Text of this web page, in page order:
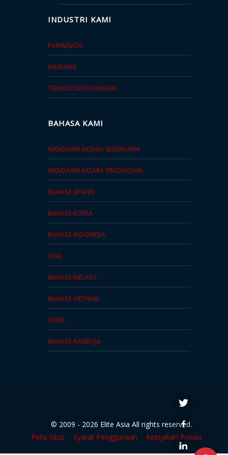
INDUSTRI KAMI
PARIWISATA
ASURANSI
TEKNOLOGI KEUANGAN
BAHASA KAMI
MANDARIN AKSARA SEDERHANA
MANDARIN AKSARA TRADISIONAL
BAHASA JEPANG
BAHASA KOREA
BAHASA INDONESIA
THAI
BAHASA MELAYU
BAHASA VIETNAM
TAMIL
BAHASA KAMBOJA
© 2009 - 2026 Elite Asia All rights reserved.
Peta Situs
Syarat Penggunaan Kebijakan Privasi